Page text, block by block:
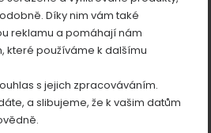
Díky nim vám také
reklamu a pomáhají nám
které používáme k dalšímu
s jejich zpracováváním.
a slibujeme, že k vašim datům